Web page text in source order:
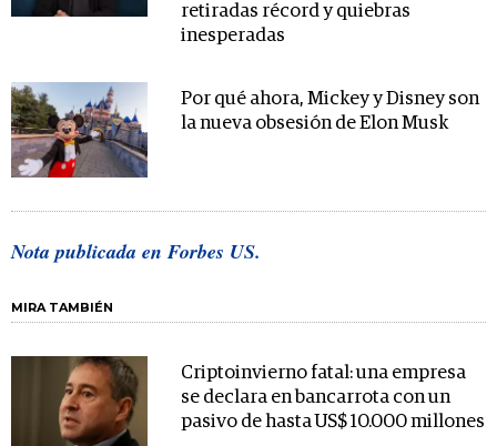
retiradas récord y quiebras
inesperadas
Por qué ahora, Mickey y Disney son
la nueva obsesión de Elon Musk
Nota publicada en Forbes US.
MIRA TAMBIÉN
Criptoinvierno fatal: una empresa
se declara en bancarrota con un
pasivo de hasta US$ 10.000 millones